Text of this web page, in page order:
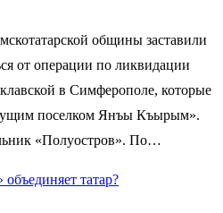
общины заставили
от операции по ликвидации
в Симферополе, которые
поселком Янъы Къырым».
«Полуостров». По…